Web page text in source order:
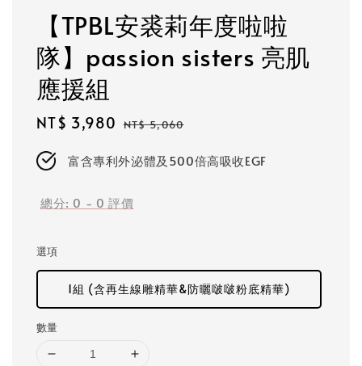
【TPBL安裘莉年度啦啦
隊】passion sisters 亮肌
應援組
Sale
NT$ 3,980 Regular
NT$ 5,060
富含專利外泌體及500倍高吸收EGF
總分: 0 - 0 評價
選項
1組 (含再生線雕精華&防曬啵啵粉底精華)
數量